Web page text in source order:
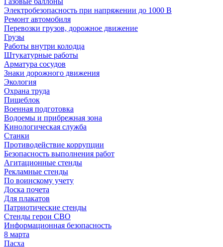
Электробезопасность при напряжении до 1000 В
Ремонт автомобиля
Перевозки грузов, дорожное движение
Грузы
Работы внутри колодца
Штукатурные работы
Арматура сосудов
Знаки дорожного движения
Экология
Охрана труда
Пищеблок
Военная подготовка
Водоемы и прибрежная зона
Кинологическая служба
Станки
Противодействие коррупции
Безопасность выполнения работ
Агитационные стенды
Рекламные стенды
По воинскому учету
Доска почета
Для плакатов
Патриотические стенды
Стенды герои СВО
Информационная безопасность
8 марта
Пасха